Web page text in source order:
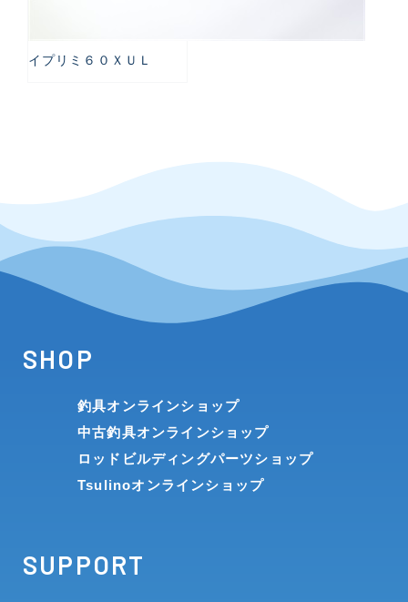
イプリミ６０ＸＵＬ
SHOP
釣具オンラインショップ
中古釣具オンラインショップ
ロッドビルディングパーツショップ
Tsulinoオンラインショップ
SUPPORT